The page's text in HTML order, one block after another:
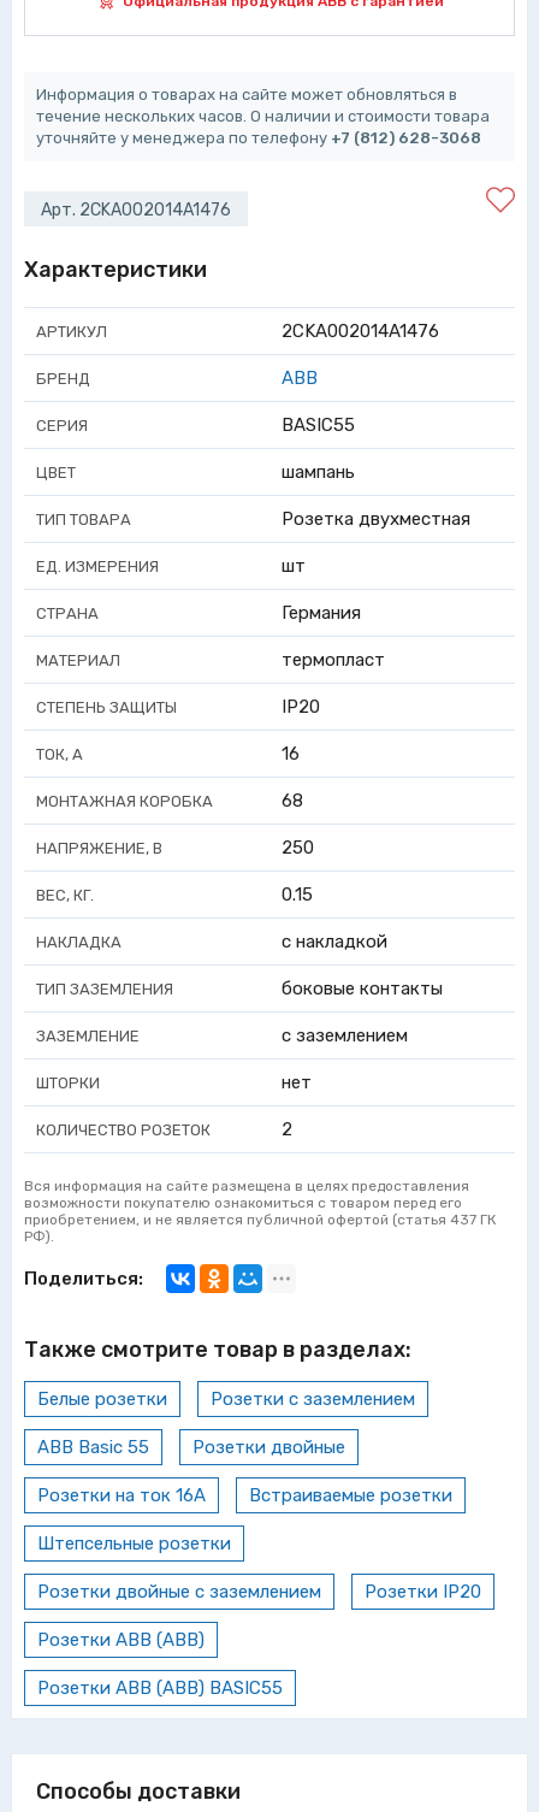
Информация о товарах на сайте может обновляться в
течение нескольких часов. О наличии и стоимости товара
уточняйте у менеджера по телефону +7 (812) 628-3068
Арт. 2CKA002014A1476
Характеристики
АРТИКУЛ 2CKA002014A1476
БРЕНД ABB
СЕРИЯ BASIC55
ЦВЕТ шампань
ТИП ТОВАРА Розетка двухместная
ЕД. ИЗМЕРЕНИЯ шт
СТРАНА Германия
МАТЕРИАЛ термопласт
СТЕПЕНЬ ЗАЩИТЫ IP20
ТОК, А 16
МОНТАЖНАЯ КОРОБКА 68
НАПРЯЖЕНИЕ, В 250
ВЕС, КГ. 0.15
НАКЛАДКА с накладкой
ТИП ЗАЗЕМЛЕНИЯ боковые контакты
ЗАЗЕМЛЕНИЕ с заземлением
ШТОРКИ нет
КОЛИЧЕСТВО РОЗЕТОК 2
Вся информация на сайте размещена в целях предоставления
возможности покупателю ознакомиться с товаром перед его
приобретением, и не является публичной офертой (статья 437 ГК
РФ).
Поделиться:
Также смотрите товар в разделах:
Белые розетки Розетки с заземлением
ABB Basic 55 Розетки двойные
Розетки на ток 16А Встраиваемые розетки
Штепсельные розетки
Розетки двойные с заземлением Розетки IP20
Розетки ABB (АВВ)
Розетки ABB (АВВ) BASIC55
Способы доставки